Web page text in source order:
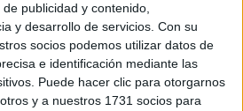
publicidad y contenido,
y desarrollo de servicios. Con su
socios podemos utilizar datos de
e identificación mediante las
Puede hacer clic para otorgarnos
y a nuestros 1731 socios para
terminaste) bachillerato o FP?